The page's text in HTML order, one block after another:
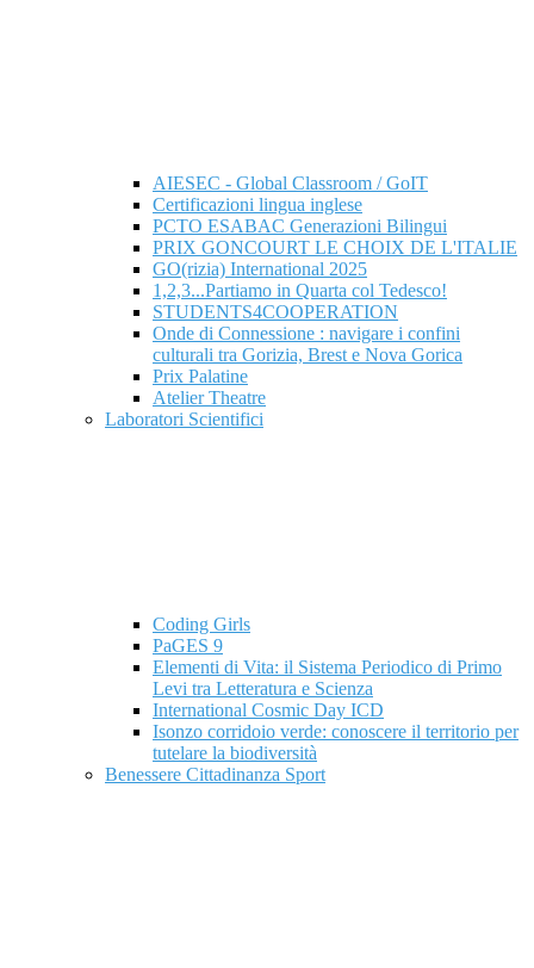
AIESEC - Global Classroom / GoIT
Certificazioni lingua inglese
PCTO ESABAC Generazioni Bilingui
PRIX GONCOURT LE CHOIX DE L'ITALIE
GO(rizia) International 2025
1,2,3...Partiamo in Quarta col Tedesco!
STUDENTS4COOPERATION
Onde di Connessione : navigare i confini
culturali tra Gorizia, Brest e Nova Gorica
Prix Palatine
Atelier Theatre
Laboratori Scientifici
Coding Girls
PaGES 9
Elementi di Vita: il Sistema Periodico di Primo
Levi tra Letteratura e Scienza
International Cosmic Day ICD
Isonzo corridoio verde: conoscere il territorio per
tutelare la biodiversità
Benessere Cittadinanza Sport